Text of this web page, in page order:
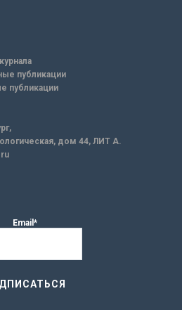
публикации
публикации
дом 44, ЛИТ А.
Email*